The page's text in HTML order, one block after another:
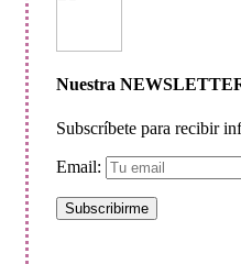
Nuestra
Subscríbete para recibir
Email: